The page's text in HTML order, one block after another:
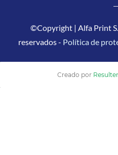
©Copyright | Alfa Print
reservados - Política de
Creado por